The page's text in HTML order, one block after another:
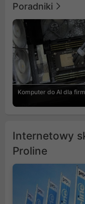
Poradniki
Komputer do AI dla
Internetowy
Proline